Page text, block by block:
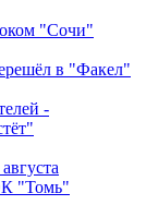
"Сочи"
в "Факел"
-
"Томь"